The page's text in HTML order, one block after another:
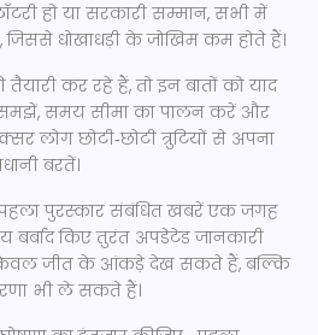
हो या सरकारी सम्मान, सभी में
जिससे धोखाधड़ी के जोखिम कम होते हैं।
कर रहे हैं, तो इन बातों को याद
समय सीमा का पालन करें और
लोग छोटी‑छोटी त्रुटियों से अपना
बरतें।
पुरस्कार संबंधित खबरें एक जगह
बर्बाद किए तुरंत अपडेटेड जानकारी
केवल जीत के आंकड़े देख सकते हैं, बल्कि
भी ले सकते हैं।